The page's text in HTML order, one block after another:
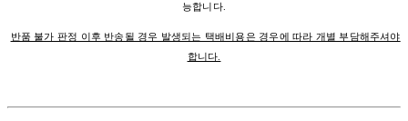
능합니다.
반품 불가 판정 이후 반송될 경우 발생되는 택배비용은 경우에 따라 개별 부담해주셔야
합니다.